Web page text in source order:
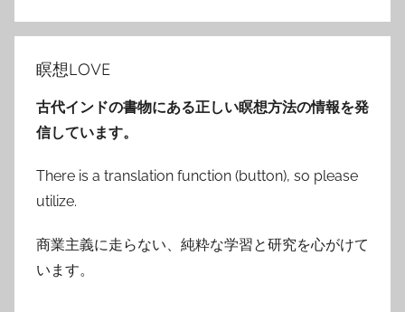
瞑想LOVE
古代インドの書物にある正しい瞑想方法の情報を発
信しています。
There is a translation function (button), so please
utilize.
商業主義に走らない、純粋な学習と研究を心がけて
います。